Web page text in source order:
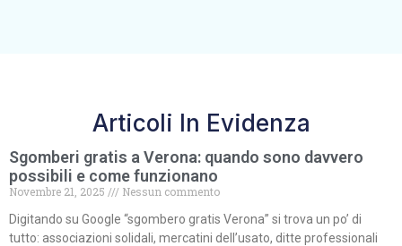
Articoli In Evidenza
Sgomberi gratis a Verona: quando sono davvero
possibili e come funzionano
Novembre 21, 2025
Nessun commento
Digitando su Google “sgombero gratis Verona” si trova un po’ di
tutto: associazioni solidali, mercatini dell’usato, ditte professionali